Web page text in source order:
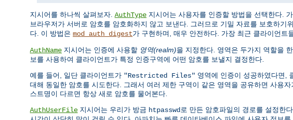
지시어를 하나씩 살펴보자. AuthType 지시어는 사용자를 인증할 방법을 선택한다.
브라우저가 서버로 암호를 암호화하지 않고 보낸다. 그러므로 기밀 자료를 보호하기
다. 이 방법은 mod_auth_digest가 구현하며, 매우 안전하다. 가장 최근 클라이언트
AuthName 지시어는 인증에 사용할 영역(realm)을 지정한다. 영역은 두가지 역할을
보를 사용하여 클라이언트가 특정 인증구역에 어떤 암호를 보낼지 결정한다.
예를 들어, 일단 클라이언트가 "Restricted Files" 영역에 인증이 성공하였다면,
대해 동일한 암호를 시도한다. 그래서 여러 제한 구역이 같은 영역을 공유하면 사용
스트명이 다르면 항상 새로 암호를 물어본다.
AuthUserFile 지시어는 우리가 방금 htpasswd 로 만든 암호파일의 경로를 설정한